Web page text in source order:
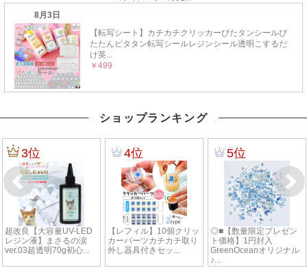
ショップランキング